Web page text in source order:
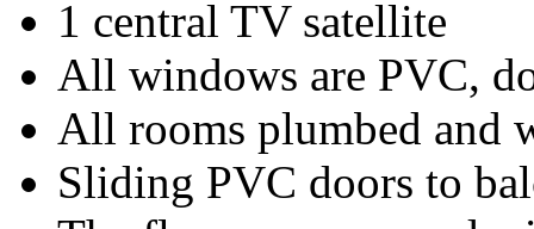
1 central TV satellite
All windows are PVC,
All rooms plumbed and
Sliding PVC doors to